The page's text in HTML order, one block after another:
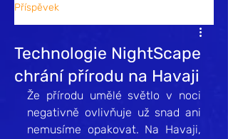
Příspěvek
Technologie NightScape
chrání přírodu na Havaji
Že přírodu umělé světlo v noci
negativně ovlivňuje už snad ani
nemusíme opakovat. Na Havaji,